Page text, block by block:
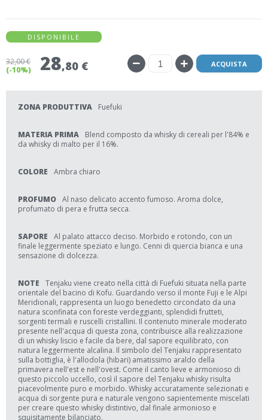
DISPONIBILE
32,00 €
(-10%)
28,80 € ACQUISTA
ZONA PRODUTTIVA Fuefuki
MATERIA PRIMA
Blend composto da whisky di cereali per l'84% e
da whisky di malto per il 16%.
COLORE Ambra chiaro
PROFUMO Al naso delicato accento fumoso. Aroma dolce,
profumato di pera e frutta secca.
SAPORE
Al palato attacco deciso. Morbido e rotondo, con un
finale leggermente speziato e lungo. Cenni di quercia bianca e una
sensazione di dolcezza.
NOTE
Tenjaku viene creato nella città di Fuefuki situata nella parte
orientale del bacino di Kofu. Guardando verso il monte Fuji e le Alpi
Meridionali, rappresenta un luogo benedetto circondato da una
natura sconfinata con foreste verdeggianti, splendidi frutteti,
sorgenti termali e ruscelli cristallini. Il contenuto minerale moderato
presente nell'acqua di questa zona, contribuisce alla realizzazione
di un whisky liscio e facile da bere, dal sapore equilibrato, con
natura leggermente alcalina. Il simbolo del Tenjaku rappresentato
sulla bottiglia, è l'allodola (hibari) amatissimo araldo della
primavera nell'est e nell'ovest. Come il canto lieve e armonioso di
questo piccolo uccello, così il sapore del Tenjaku whisky risulta
piacevolmente puro e morbido. Whisky accuratamente selezionati e
acqua di sorgente pura e naturale vengono sapientemente miscelati
per creare questo whisky distintivo, dal finale armonioso e
squisitamente bilanciato.